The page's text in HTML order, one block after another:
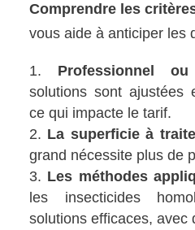
Comprendre les
vous aide à anticiper les
Professionnel
solutions sont ajustées
ce qui impacte le tarif.
La superficie à
grand nécessite plus de
Les méthodes
les insecticides
solutions efficaces, avec